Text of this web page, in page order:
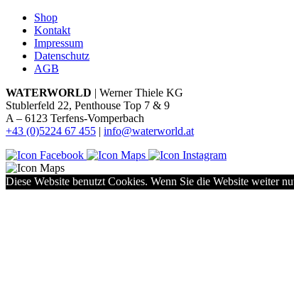
Shop
Kontakt
Impressum
Datenschutz
AGB
WATERWORLD | Werner Thiele KG
Stublerfeld 22, Penthouse Top 7 & 9
A – 6123 Terfens-Vomperbach
+43 (0)5224 67 455 | info@waterworld.at
Diese Website benutzt Cookies. Wenn Sie die Website weiter